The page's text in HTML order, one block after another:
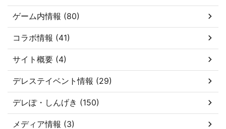
ゲーム内情報 (80)
コラボ情報 (41)
サイト概要 (4)
デレステイベント情報 (29)
デレぽ・しんげき (150)
メディア情報 (3)